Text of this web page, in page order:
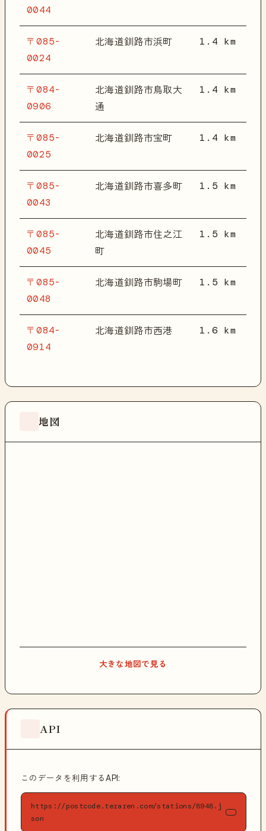
0044
〒085-
0024
北海道釧路市浜町 1.4 km
〒084-
0906
北海道釧路市鳥取大
通
1.4 km
〒085-
0025
北海道釧路市宝町 1.4 km
〒085-
0043
北海道釧路市喜多町 1.5 km
〒085-
0045
北海道釧路市住之江
町
1.5 km
〒085-
0048
北海道釧路市駒場町 1.5 km
〒084-
0914
北海道釧路市西港 1.6 km
地図
大きな地図で見る
API
このデータを利用するAPI:
https://postcode.teraren.com/stations/8948.j
son